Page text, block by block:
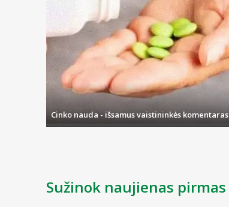
Cinko nauda - išsamus vaistininkės komentaras
Sužinok naujienas pirmas